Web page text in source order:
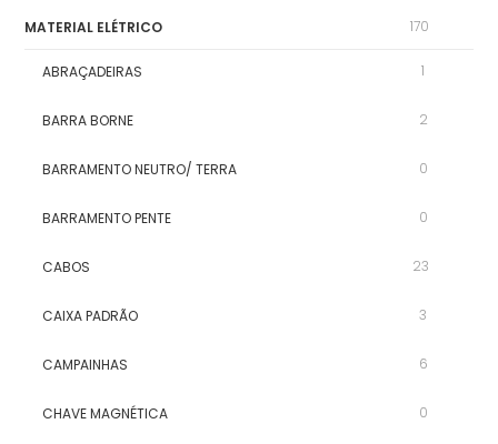
MATERIAL ELÉTRICO 170
ABRAÇADEIRAS 1
BARRA BORNE 2
BARRAMENTO NEUTRO/ TERRA 0
BARRAMENTO PENTE 0
CABOS 23
CAIXA PADRÃO 3
CAMPAINHAS 6
CHAVE MAGNÉTICA 0